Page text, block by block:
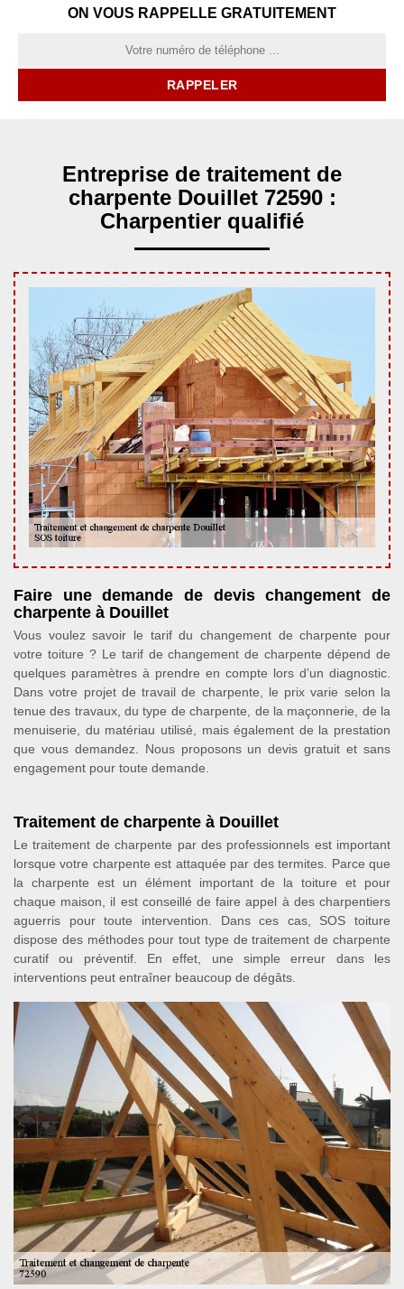
ON VOUS RAPPELLE GRATUITEMENT
Entreprise de traitement de
charpente Douillet 72590 :
Charpentier qualifié
Faire une demande de devis changement de
charpente à Douillet
Vous voulez savoir le tarif du changement de charpente pour
votre toiture ? Le tarif de changement de charpente dépend de
quelques paramètres à prendre en compte lors d’un diagnostic.
Dans votre projet de travail de charpente, le prix varie selon la
tenue des travaux, du type de charpente, de la maçonnerie, de la
menuiserie, du matériau utilisé, mais également de la prestation
que vous demandez. Nous proposons un devis gratuit et sans
engagement pour toute demande.
Traitement de charpente à Douillet
Le traitement de charpente par des professionnels est important
lorsque votre charpente est attaquée par des termites. Parce que
la charpente est un élément important de la toiture et pour
chaque maison, il est conseillé de faire appel à des charpentiers
aguerris pour toute intervention. Dans ces cas, SOS toiture
dispose des méthodes pour tout type de traitement de charpente
curatif ou préventif. En effet, une simple erreur dans les
interventions peut entraîner beaucoup de dégâts.